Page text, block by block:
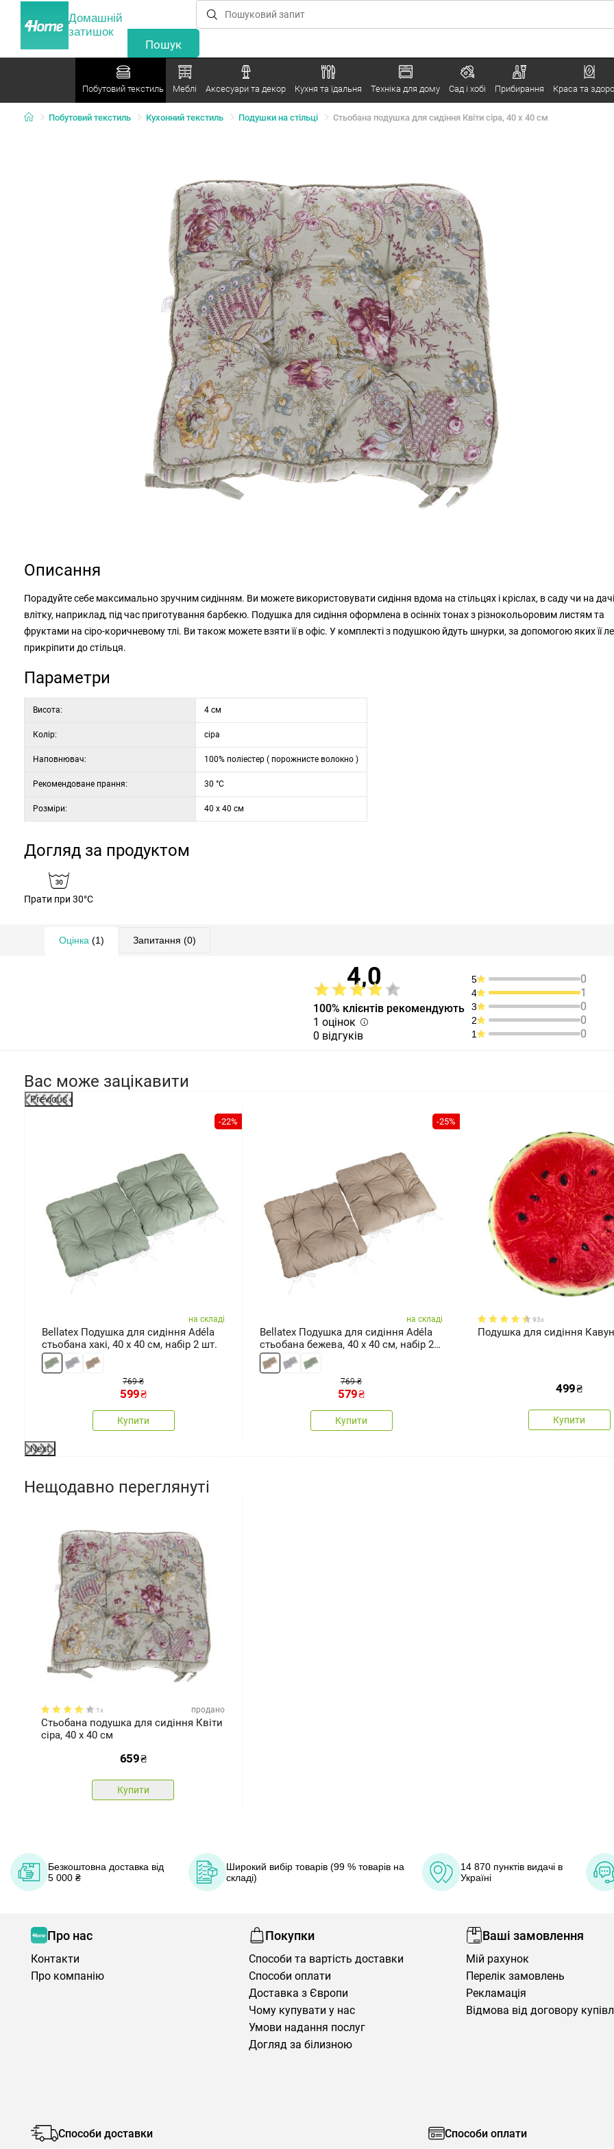
Домашній
затишок
Побутовий текстиль Меблі Аксесуари та декор Кухня та їдальня Техніка для дому Сад і хобі Прибирання Краса та
Побутовий текстиль Кухонний текстиль Подушки на стільці Стьобана подушка для сидіння Квіти сіра, 40 x 40 см
Описання
Порадуйте себе максимально зручним сидінням. Ви можете використовувати сидіння вдома на стільцях і кріслах, в саду чи на
влітку, наприклад, під час приготування барбекю. Подушка для сидіння оформлена в осінніх тонах з різнокольоровим листям та
фруктами на сіро-коричневому тлі. Ви також можете взяти її в офіс. У комплекті з подушкою йдуть шнурки, за допомогою яких її
прикріпити до стільця.
Параметри
Висота: 4 см
Колір: сіра
Наповнювач: 100% поліестер ( порожнисте волокно )
Рекомендоване прання: 30 °C
Розміри: 40 x 40 см
Догляд за продуктом
Прати при 30°C
Оцінка (1) Запитання (0)
4,0
100% клієнтів рекомендують
1 оцінок
0 відгуків
5 0
4 1
3 0
2 0
1 0
Вас може зацікавити
Previous
-22%
на складі
Bellatex Подушка для сидіння Adéla
стьобана хакі, 40 x 40 см, набір 2 шт.
769 ₴
599₴
Купити
-25%
на складі
Bellatex Подушка для сидіння Adéla
стьобана бежева, 40 x 40 см, набір 2
шт.
769 ₴
579₴
Купити
93x
Подушка для сидіння
499₴
Купити
Next
Нещодавно переглянуті
1x продано
Стьобана подушка для сидіння Квіти
сіра, 40 x 40 см
659₴
Купити
Безкоштовна доставка від
5 000 ₴
Широкий вибір товарів (99 % товарів на
складі)
14 870 пунктів видачі в
Україні
Про нас
Контакти
Про компанію
Покупки
Способи та вартість доставки
Способи оплати
Доставка з Європи
Чому купувати у нас
Умови надання послуг
Догляд за білизною
Ваші замовлення
Мій рахунок
Перелік замовлень
Рекламація
Відмова від договору
Способи доставки Способи оплати